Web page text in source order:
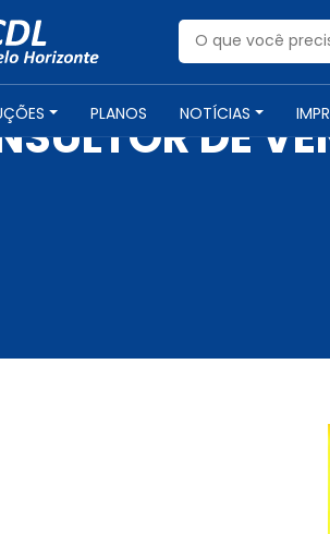
PLANOS NOTÍCIAS
DE